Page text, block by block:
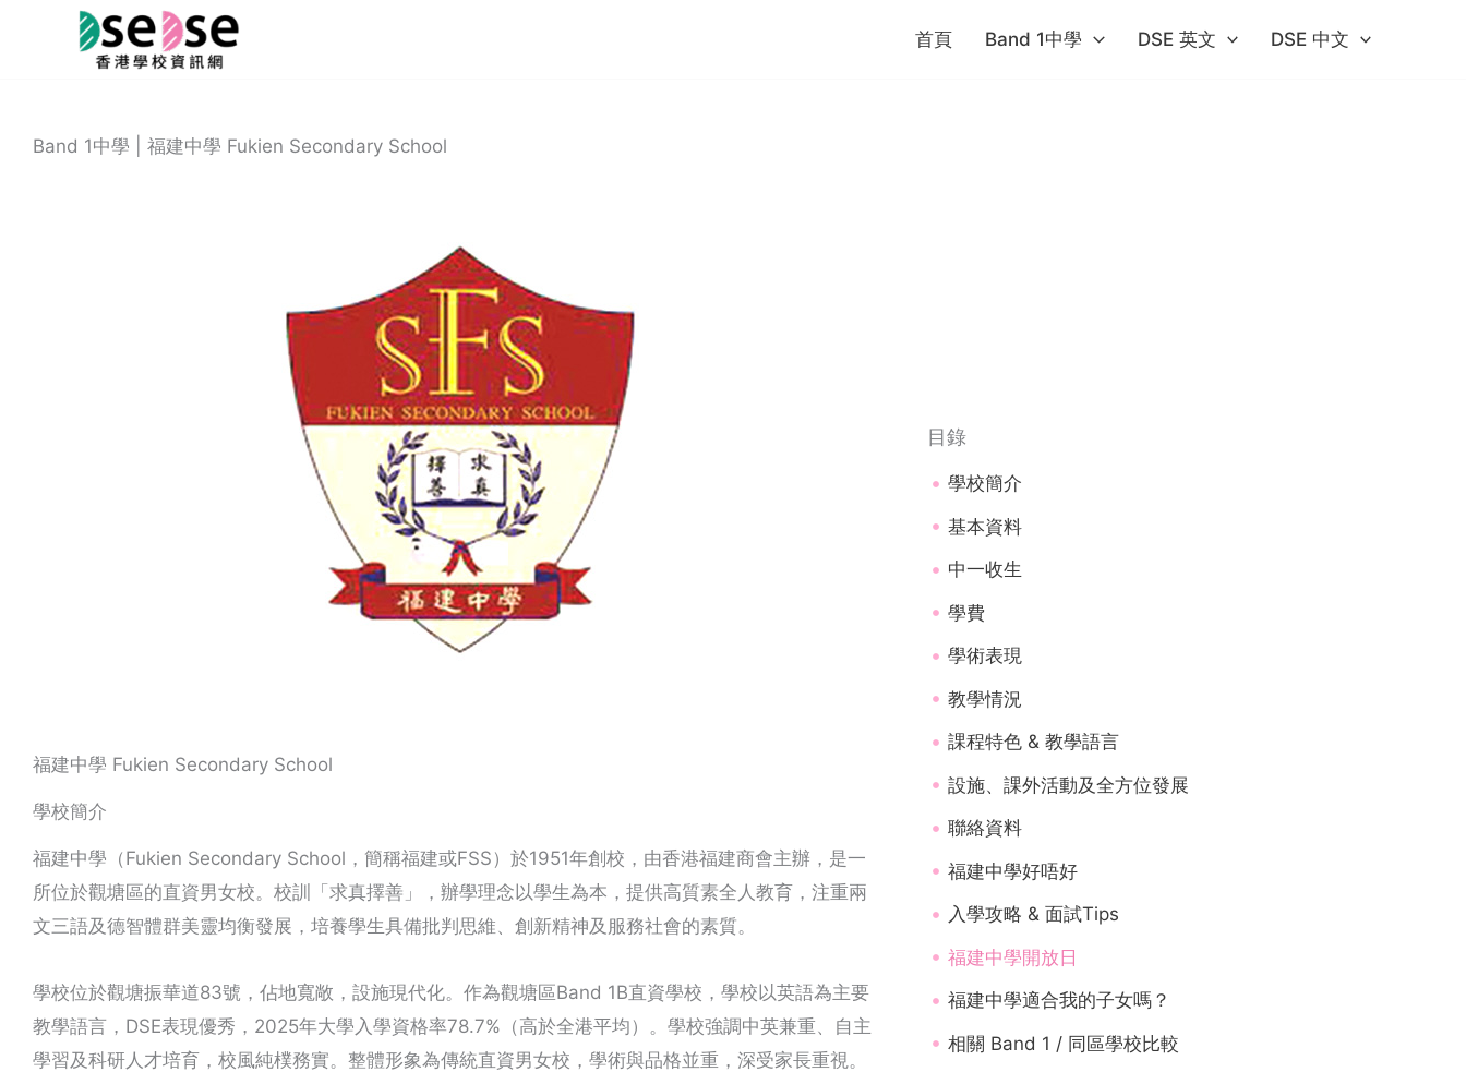
首頁 Band 1中學​ DSE 英文 DSE 中文
Band 1中學 | 福建中學 Fukien Secondary School
福建中學 Fukien Secondary School
學校簡介
福建中學（Fukien Secondary School，簡稱福建或FSS）於1951年創校，由香港福建商會主辦，是一
所位於觀塘區的直資男女校。校訓「求真擇善」，辦學理念以學生為本，提供高質素全人教育，注重兩
文三語及德智體群美靈均衡發展，培養學生具備批判思維、創新精神及服務社會的素質。
學校位於觀塘振華道83號，佔地寬敞，設施現代化。作為觀塘區Band 1B直資學校，學校以英語為主要
教學語言，DSE表現優秀，2025年大學入學資格率78.7%（高於全港平均）。學校強調中英兼重、自主
學習及科研人才培育，校風純樸務實。整體形象為傳統直資男女校，學術與品格並重，深受家長重視。
目錄
學校簡介
基本資料
中一收生
學費
學術表現
教學情況
課程特色 & 教學語言
設施、課外活動及全方位發展
聯絡資料
福建中學好唔好
入學攻略 & 面試Tips
福建中學開放日
福建中學適合我的子女嗎？
相關 Band 1 / 同區學校比較